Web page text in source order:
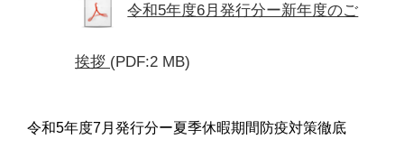
令和5年度6月発行分ー新年度のご
挨拶 (PDF:2 MB)
令和5年度7月発行分ー夏季休暇期間防疫対策徹底